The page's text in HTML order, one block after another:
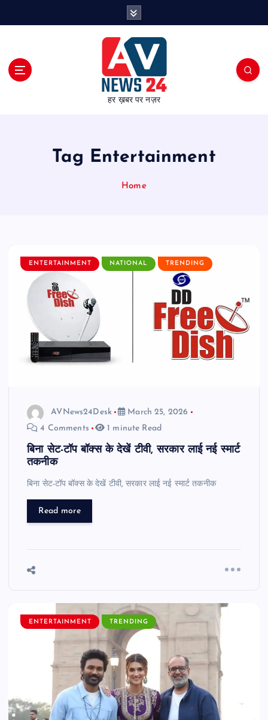
हर ख़बर पर नज़र
Tag Entertainment
Home
ENTERTAINMENT NATIONAL TRENDING
AVNews24Desk
March 25, 2026
4 Comments
1 minute Read
बिना सेट-टॉप बॉक्स के देखें टीवी, सरकार लाई नई स्मार्ट
तकनीक
बिना सेट-टॉप बॉक्स के देखें टीवी, सरकार लाई नई स्मार्ट तकनीक
Read more
ENTERTAINMENT TRENDING